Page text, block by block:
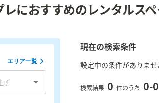
におすすめのレンタルス
現在の検索条件
設定中の条件がありませ
検索結果 0 件のうち 0-0
エリア一覧